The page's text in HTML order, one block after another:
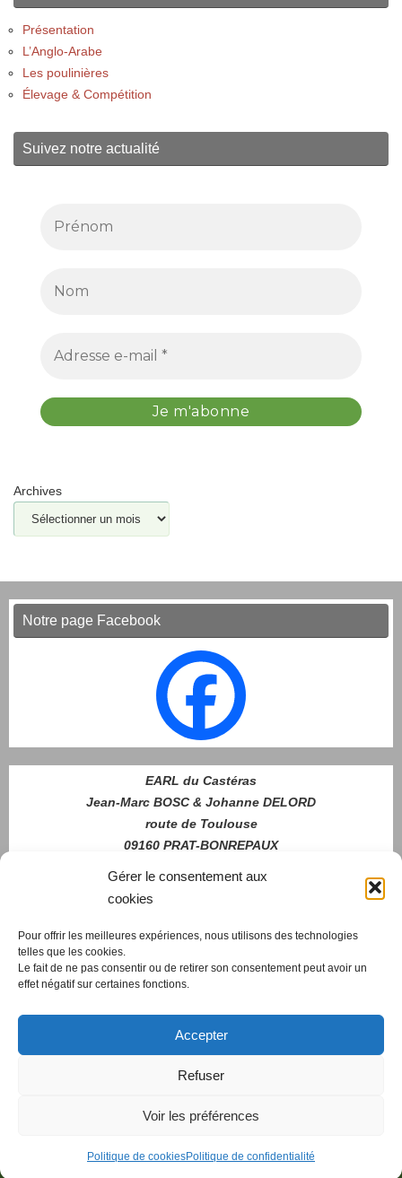
Gérer le consentement aux
cookies
Pour offrir les meilleures expériences, nous utilisons des technologies
telles que les cookies.
Le fait de ne pas consentir ou de retirer son consentement peut avoir un
effet négatif sur certaines fonctions.
Accepter
Refuser
Voir les préférences
Politique de cookiesPolitique de confidentialité
Présentation
L’Anglo-Arabe
Les poulinières
Élevage & Compétition
Suivez notre actualité
Archives
Notre page Facebook
EARL du Castéras
Jean-Marc BOSC & Johanne DELORD
route de Toulouse
09160 PRAT-BONREPAUX
Nous
Création et Gestion de Sites sous WordPress
Fièrement propulsé parTempera&